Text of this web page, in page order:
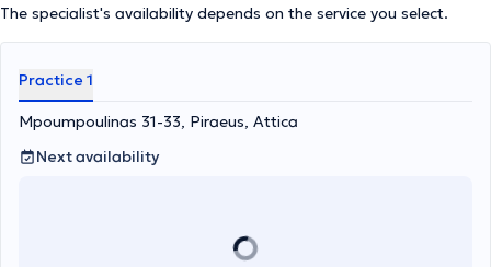
γνώσεων στον τομέα της πλαστικής χειρουργικής προσώπου
πρεσβεύει για τη συνεχιζόμενη υψηλού επιπέδου εκπαίδευση και
εφαρμογή των αρτιότερων τεχνικών χειρουργικής σύμφωνα με τα
διεθνή πρωτόκολλα.
The specialist's availability depends on the service you select.
Practice 1
Mpoumpoulinas 31-33, Piraeus, Attica
Next availability